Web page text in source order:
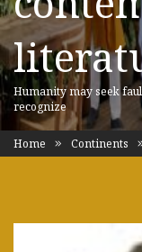
Humanity may seek
recognize
Home Continents